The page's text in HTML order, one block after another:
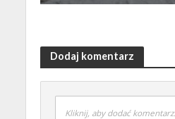
Dodaj komentarz
Kliknij, aby dodać komentarz...